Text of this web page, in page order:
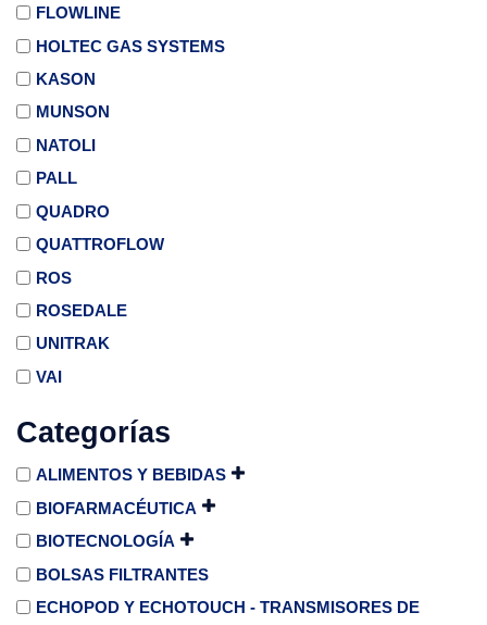
FLOWLINE
HOLTEC GAS SYSTEMS
KASON
MUNSON
NATOLI
PALL
QUADRO
QUATTROFLOW
ROS
ROSEDALE
UNITRAK
VAI
Categorías
ALIMENTOS Y BEBIDAS
BIOFARMACÉUTICA
BIOTECNOLOGÍA
BOLSAS FILTRANTES
ECHOPOD Y ECHOTOUCH - TRANSMISORES DE